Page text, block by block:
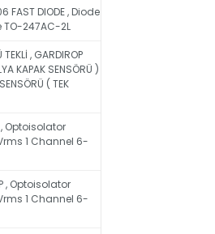
FAST DIODE , Diode
TO-247AC-2L
, GARDIROP
KAPAK SENSÖRÜ )
( TEK
, Optoisolator
1 Channel 6-
, Optoisolator
1 Channel 6-